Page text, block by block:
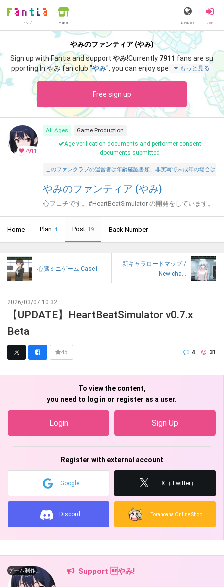
トップ Market Language Login
やみのファンティア (やみ)
Sign up with Fantia and support やみ!Currently 7911 fans are su
pporting.In やみ fan club "やみ", you can enjoy special content s
uch as "CPR Character Live2d files / Original picture files".
もっと見る
Free sign up
7911
All Ages
Game Production
Age verification documents and performer consent
documents submitted
このファンクラブの運営者は年齢確認書類、非実写で未成年の場合は
やみのファンティア (やみ)
心フェチです。#HeartBeatSimulator の開発をしています。
Home Plan 4 Post 19 Back Number
心臓ミニゲーム Case1
新キャラロードマップ /
New cha...
2026/03/07 10:32
【UPDATE】HeartBeatSimulator v0.7.x
Beta
45 4 31
To view the content,
you need to log in or register as a user.
Login Sign Up
Register with external account
Google X（Twitter）
Discord Toranoana Online Shop
ゲーム制作 Support やみ!